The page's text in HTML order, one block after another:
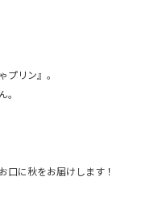
リン』。
口に秋をお届けします！